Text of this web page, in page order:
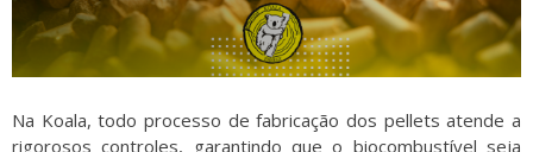
Na Koala, todo processo de fabricação dos pellets atende a
rigorosos controles, garantindo que o biocombustível seja